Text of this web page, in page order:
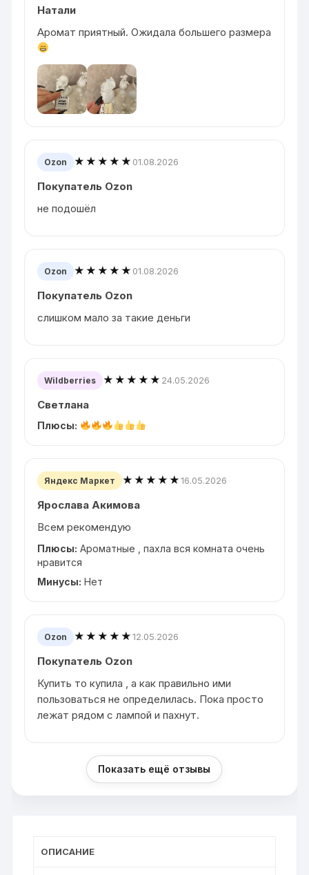
Натали
Аромат приятный. Ожидала большего размера
Ozon ★★★★★ 01.08.2026
Покупатель Ozon
не подошёл
Ozon ★★★★★ 01.08.2026
Покупатель Ozon
слишком мало за такие деньги
Wildberries ★★★★★ 24.05.2026
Светлана
Плюсы:
Яндекс Маркет ★★★★★16.05.2026
Ярослава Акимова
Всем рекомендую
Плюсы: Ароматные , пахла вся комната очень
нравится
Минусы: Нет
Ozon ★★★★★12.05.2026
Покупатель Ozon
Купить то купила , а как правильно ими
пользоваться не определилась. Пока просто
лежат рядом с лампой и пахнут.
Показать ещё отзывы
ОПИСАНИЕ